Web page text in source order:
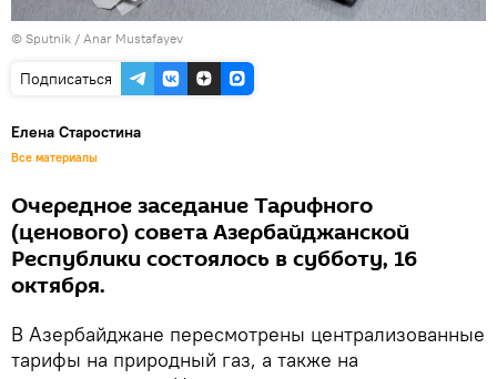
© Sputnik / Anar Mustafayev
Подписаться
Елена Старостина
Все материалы
Очередное заседание Тарифного
(ценового) совета Азербайджанской
Республики состоялось в субботу, 16
октября.
В Азербайджане пересмотрены централизованные
тарифы на природный газ, а также на